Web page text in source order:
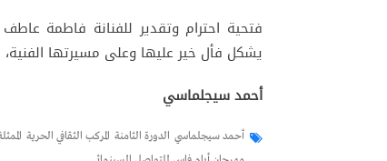
فتحية احترام وتقدير للفنانة فاطمة
يشكل فأل خير عليها وعلى مسيرتها
أحمد سيجلماسي
أحمد سيجلماسي الدورة الثامنة المركب الثقافي الحرية